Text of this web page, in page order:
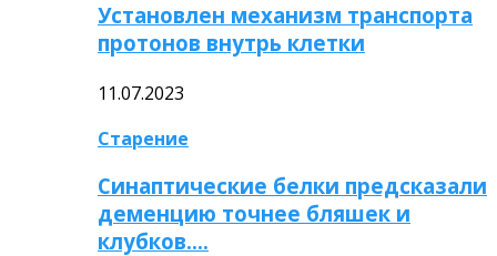
Установлен механизм транспорта
протонов внутрь клетки
11.07.2023
Старение
Синаптические белки предсказали
деменцию точнее бляшек и
клубков….